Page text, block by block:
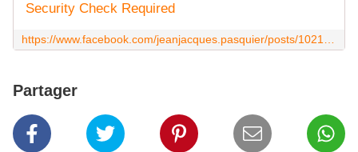
Security Check Required
Partager